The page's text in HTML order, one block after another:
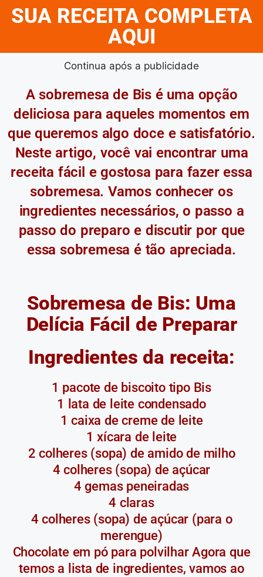
SUA RECEITA COMPLETA
AQUI
Continua após a publicidade
A sobremesa de Bis é uma opção
deliciosa para aqueles momentos em
que queremos algo doce e satisfatório.
Neste artigo, você vai encontrar uma
receita fácil e gostosa para fazer essa
sobremesa. Vamos conhecer os
ingredientes necessários, o passo a
passo do preparo e discutir por que
essa sobremesa é tão apreciada.
Sobremesa de Bis: Uma
Delícia Fácil de Preparar
Ingredientes da receita:
1 pacote de biscoito tipo Bis
1 lata de leite condensado
1 caixa de creme de leite
1 xícara de leite
2 colheres (sopa) de amido de milho
4 colheres (sopa) de açúcar
4 gemas peneiradas
4 claras
4 colheres (sopa) de açúcar (para o
merengue)
Chocolate em pó para polvilhar Agora que
temos a lista de ingredientes, vamos ao